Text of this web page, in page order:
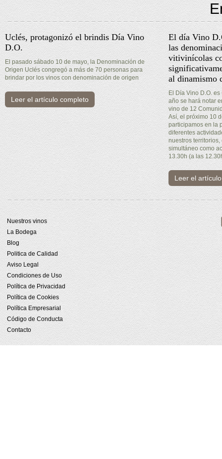
Uclés, protagonizó el brindis Día Vino
D.O.
El pasado sábado 10 de mayo, la Denominación de
Origen Uclés congregó a más de 70 personas para
brindar por los vinos con denominación de origen
Leer el artículo completo
El día Vino
las
vitivinícolas
al dinamismo
El Día Vino D.O.
año se hará notar
vino de 12
Así, el próximo 10
participamos en la
diferentes
nuestros
simultáneo como
13.30h (a las
Leer el
Nuestros vinos
La Bodega
Blog
Politica de Calidad
Aviso Legal
Condiciones de Uso
Política de Privacidad
Política de Cookies
Política Empresarial
Código de Conducta
Contacto